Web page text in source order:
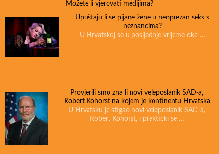
Možete li vjerovati medijima?
Upuštaju li se pijane žene u neoprezan seks s
neznancima?
U Hrvatskoj se u posljednje vrijeme oko …
Provjerili smo zna li novi veleposlanik SAD-a,
Robert Kohorst na kojem je kontinentu Hrvatska
U Hrvatsku je stigao novi veleposlanik SAD-a,
Robert Kohorst, i praktički se …